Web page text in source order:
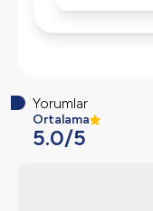
Yorumlar
Ortalama
5.0/5